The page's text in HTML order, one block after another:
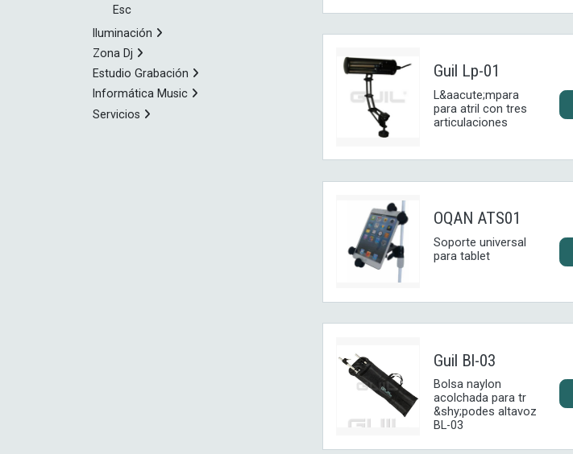
Esc
Iluminación
Zona Dj
Estudio Grabación
Informática Music
Servicios
Guil Lp-01
L&aacute;mpara
para atril con tres
articulaciones
OQAN ATS01
Soporte universal
para tablet
Guil Bl-03
Bolsa naylon
acolchada para tr
&shy;podes altavoz
BL-03